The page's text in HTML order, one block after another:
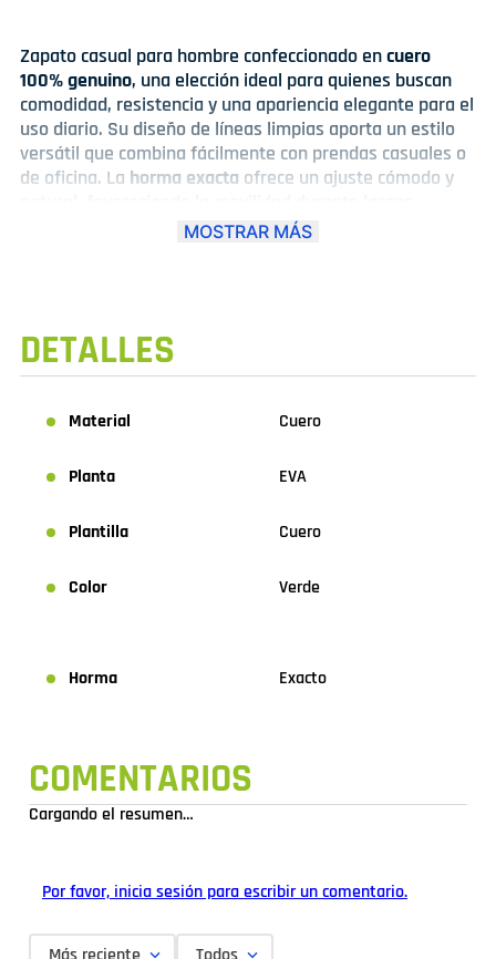
Zapato casual para hombre confeccionado encuero
100% genuino, una elección ideal para quienes buscan
comodidad, resistencia y una apariencia elegante para el
uso diario. Su diseño de líneas limpias aporta un estilo
versátil que combina fácilmente con prendas casuales o
de oficina. La horma exacta ofrece un ajuste cómodo y
jornadas. El cuero de alta calidad brinda mayor
color marrón
color negro
destacan por su facilidad para combinar y su estilo
día con confort, calidad y distinción.
MOSTRAR MÁS
DETALLES
Material Cuero
Planta EVA
Plantilla Cuero
Color Verde
Horma Exacto
COMENTARIOS
Cargando el resumen…
Por favor, inicia sesión para escribir un comentario.